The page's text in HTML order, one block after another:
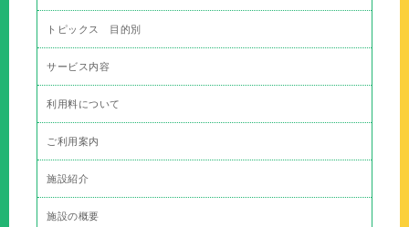
トピックス 目的別
サービス内容
利用料について
ご利用案内
施設紹介
施設の概要